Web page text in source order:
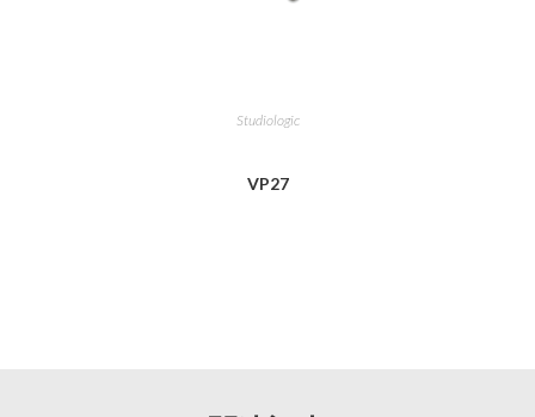
Studiologic
VP27